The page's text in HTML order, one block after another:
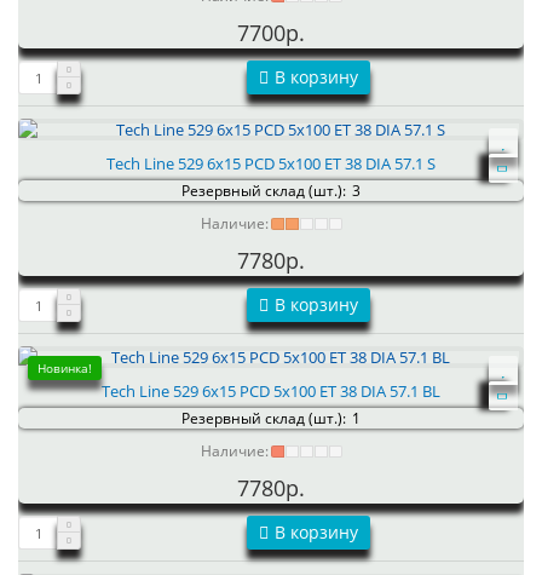
7700р.
В корзину
Tech Line 529 6x15 PCD 5x100 ET 38 DIA 57.1 S
Резервный склад (шт.): 3
Наличие:
7780р.
В корзину
Новинка!
Tech Line 529 6x15 PCD 5x100 ET 38 DIA 57.1 BL
Резервный склад (шт.): 1
Наличие:
7780р.
В корзину